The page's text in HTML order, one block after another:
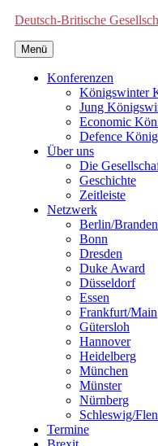
Deutsch-Britische
Menü
Konferenzen
Königswinter
Jung
Economic
Defence
Über uns
Die
Geschichte
Zeitleiste
Netzwerk
Berlin/
Bonn
Dresden
Duke Award
Düsseldorf
Essen
Frankfurt/Main
Gütersloh
Hannover
Heidelberg
München
Münster
Nürnberg
Schleswig/
Termine